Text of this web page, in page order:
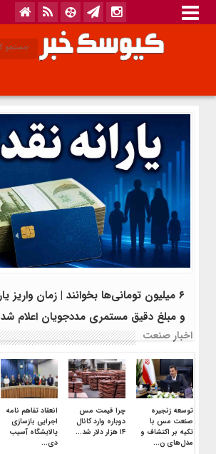
و مبلغ دقیق مستمری مددجویان اعلام شد
اخبار صنعت
توسعه زنجیره
صنعت مس با
تکیه بر اکتشاف و
مدل‌های ن...
چرا قیمت مس
دوباره وارد کانال
۱۴ هزار دلار شد...
انعقاد تفاهم نامه
اجرایی بازسازی
پالایشگاه آسیب
دی...